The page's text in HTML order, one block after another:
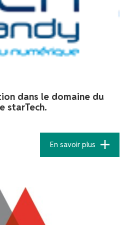
dans le domaine du
starTech.
En savoir plus